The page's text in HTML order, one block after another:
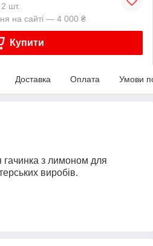
шт.
на сайті — 4 000 ₴
Купити
Доставка Оплата Умови
гачинка з лимоном для
виробів.